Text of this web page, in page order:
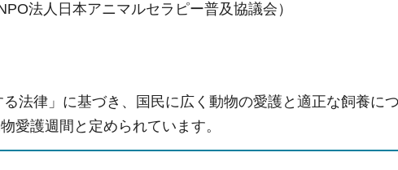
法人日本アニマルセラピー普及協議会）
法律」に基づき、国民に広く動物の愛護と適正な飼養に
愛護週間と定められています。